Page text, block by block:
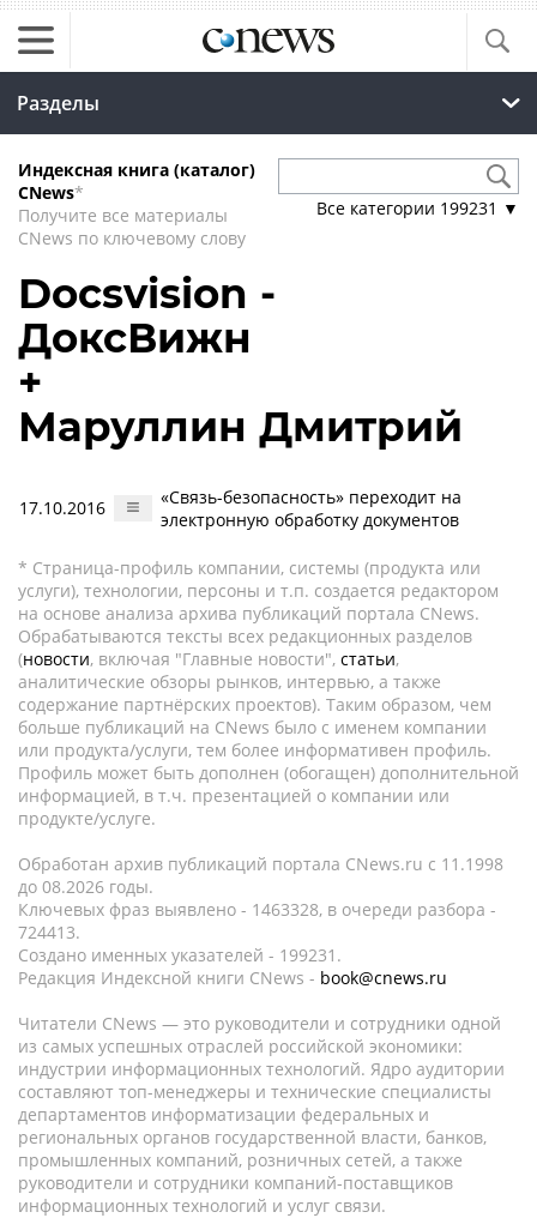
Разделы
Индексная книга (каталог)
CNews*
Получите все материалы
CNews по ключевому слову
Все категории 199231 ▼
Docsvision -
ДоксВижн
+
Маруллин Дмитрий
17.10.2016
«Связь-безопасность» переходит на
электронную обработку документов
* Страница-профиль компании, системы (продукта или
услуги), технологии, персоны и т.п. создается редактором
на основе анализа архива публикаций портала CNews.
Обрабатываются тексты всех редакционных разделов
(новости, включая "Главные новости", статьи,
аналитические обзоры рынков, интервью, а также
содержание партнёрских проектов). Таким образом, чем
больше публикаций на CNews было с именем компании
или продукта/услуги, тем более информативен профиль.
Профиль может быть дополнен (обогащен) дополнительной
информацией, в т.ч. презентацией о компании или
продукте/услуге.
Обработан архив публикаций портала CNews.ru c 11.1998
до 08.2026 годы.
Ключевых фраз выявлено - 1463328, в очереди разбора -
724413.
Создано именных указателей - 199231.
Редакция Индексной книги CNews - book@cnews.ru
Читатели CNews — это руководители и сотрудники одной
из самых успешных отраслей российской экономики:
индустрии информационных технологий. Ядро аудитории
составляют топ-менеджеры и технические специалисты
департаментов информатизации федеральных и
региональных органов государственной власти, банков,
промышленных компаний, розничных сетей, а также
руководители и сотрудники компаний-поставщиков
информационных технологий и услуг связи.